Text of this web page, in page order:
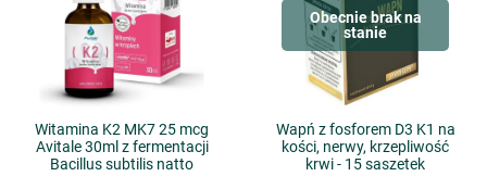
Witamina K2 MK7 25 mcg
Avitale 30ml z fermentacji
Bacillus subtilis natto
Obecnie brak na
stanie
Wapń z fosforem D3 K1 na
kości, nerwy, krzepliwość
krwi - 15 saszetek